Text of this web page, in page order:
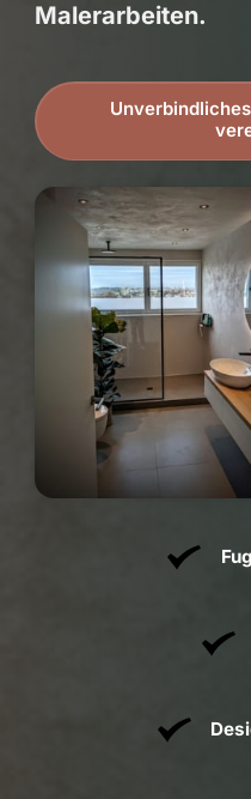
Malerarbeiten.
Fugenloses Bad
📍 Familie Masek